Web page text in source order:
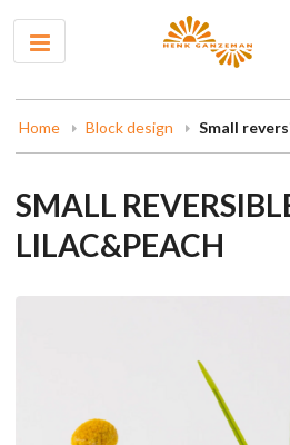
Home Block design Small
SMALL
LILAC&PEACH